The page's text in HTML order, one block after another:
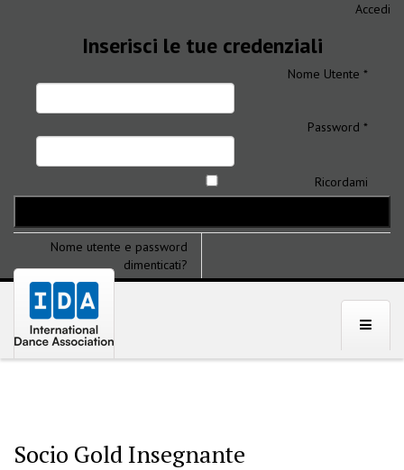
Accedi
Inserisci le tue credenziali
Nome Utente *
Password *
Ricordami
Nome utente e password
dimenticati?
Socio Gold Insegnante